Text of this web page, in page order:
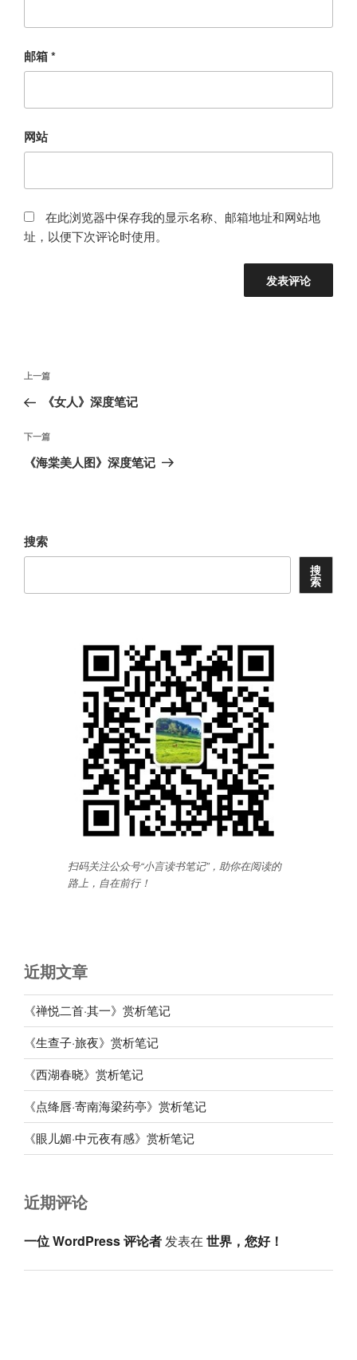
邮箱*
网站
在此浏览器中保存我的显示名称、邮箱地址和网站地
址，以便下次评论时使用。
文
导
航
上
一
文
章
上一篇
《女人》深度笔记
下
一
下一篇
《海棠美人图》深度笔记
搜索
搜
索
扫码关注公众号“小言读书笔记”，助你在阅读的
路上，自在前行！
近期文章
《禅悦二首·其一》赏析笔记
《生查子·旅夜》赏析笔记
《西湖春晓》赏析笔记
《点绛唇·寄南海梁药亭》赏析笔记
《眼儿媚·中元夜有感》赏析笔记
近期评论
一位 WordPress 评论者发表在 世界，您好！